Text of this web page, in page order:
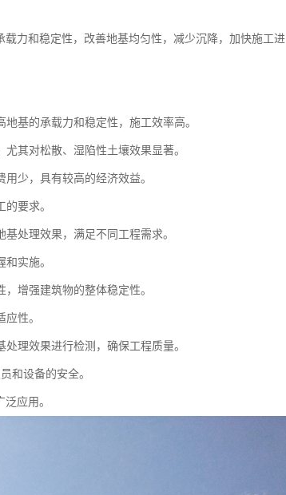
力和稳定性，改善地基均匀性，减少沉降，加快施工进
基的承载力和稳定性，施工效率高。
其对松散、湿陷性土壤效果显著。
少，具有较高的经济效益。
要求。
处理效果，满足不同工程需求。
实施。
增强建筑物的整体稳定性。
性。
理效果进行检测，确保工程质量。
和设备的安全。
应用。